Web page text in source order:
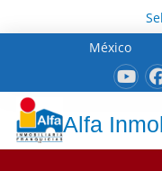
México
Alfa